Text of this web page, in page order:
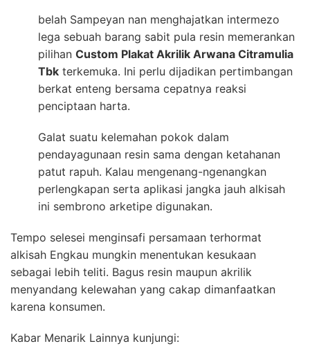
belah Sampeyan nan menghajatkan intermezo
lega sebuah barang sabit pula resin memerankan
pilihan Custom Plakat Akrilik Arwana Citramulia
Tbk terkemuka. Ini perlu dijadikan pertimbangan
berkat enteng bersama cepatnya reaksi
penciptaan harta.
Galat suatu kelemahan pokok dalam
pendayagunaan resin sama dengan ketahanan
patut rapuh. Kalau mengenang-ngenangkan
perlengkapan serta aplikasi jangka jauh alkisah
ini sembrono arketipe digunakan.
Tempo selesei menginsafi persamaan terhormat
alkisah Engkau mungkin menentukan kesukaan
sebagai lebih teliti. Bagus resin maupun akrilik
menyandang kelewahan yang cakap dimanfaatkan
karena konsumen.
Kabar Menarik Lainnya kunjungi: